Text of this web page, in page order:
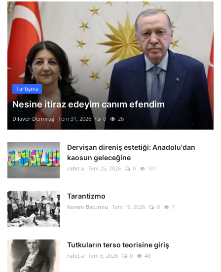
Tartışma
Nesine itiraz edeyim canım efendim
Dilaver Demirağ Tem 31, 2026 0 26
Dervişan direniş estetiği: Anadolu'dan
kaosun geleceğine
rafet a Tem 25, 2026 0 101
Tarantizmo
Kerem Batumlu Tem 19, 2026 0 7
Tutkuların terso teorisine giriş
rafet a Tem 8, 2026 0 48